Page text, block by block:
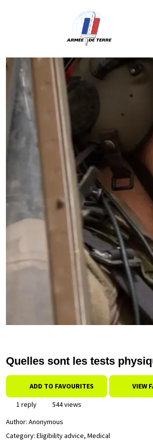
Quelles sont les tests
ADD TO FAVOURITES VIEW
1 reply
544 views
Author: Anonymous
Category: Eligibility advice, Medical